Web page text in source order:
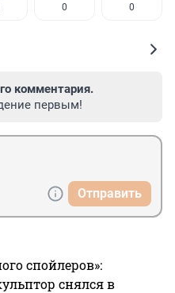
0 0
комментария.
первым!
Отправить
спойлеров»:
снялся в